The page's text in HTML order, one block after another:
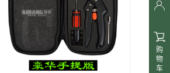


购
物
车